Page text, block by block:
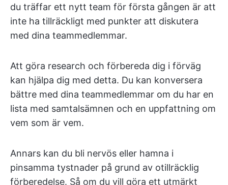
du träffar ett nytt team för första gången är att
inte ha tillräckligt med punkter att diskutera
med dina teammedlemmar.
Att göra research och förbereda dig i förväg
kan hjälpa dig med detta. Du kan konversera
bättre med dina teammedlemmar om du har en
lista med samtalsämnen och en uppfattning om
vem som är vem.
Annars kan du bli nervös eller hamna i
pinsamma tystnader på grund av otillräcklig
förberedelse. Så om du vill göra ett utmärkt